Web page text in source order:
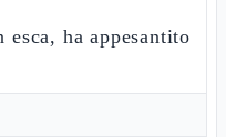
esca, ha appesantito